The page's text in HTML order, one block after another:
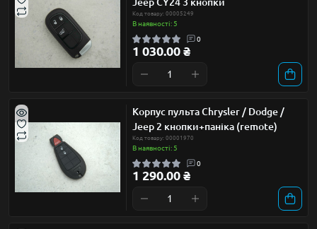
Код товару: 00005249
В наявності: 5
0
1 030.00 ₴
Корпус пульта Chrysler / Dodge /
Jeep 2 кнопки+паніка (remote)
Код товару: 00001970
В наявності: 5
0
1 290.00 ₴